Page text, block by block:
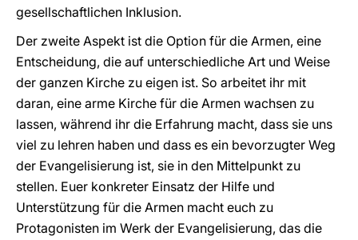
gesellschaftlichen Inklusion.
Der zweite Aspekt ist die Option für die Armen, eine
Entscheidung, die auf unterschiedliche Art und Weise
der ganzen Kirche zu eigen ist. So arbeitet ihr mit
daran, eine arme Kirche für die Armen wachsen zu
lassen, während ihr die Erfahrung macht, dass sie uns
viel zu lehren haben und dass es ein bevorzugter Weg
der Evangelisierung ist, sie in den Mittelpunkt zu
stellen. Euer konkreter Einsatz der Hilfe und
Unterstützung für die Armen macht euch zu
Protagonisten im Werk der Evangelisierung, das die